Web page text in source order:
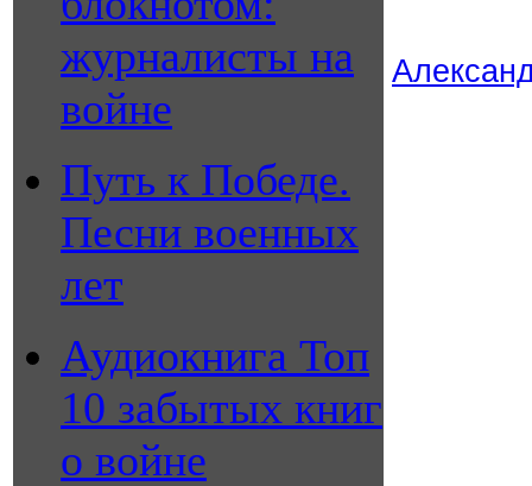
журналисты на
войне
Путь к Победе.
Песни военных
лет
Аудиокнига Топ
10 забытых книг
о войне